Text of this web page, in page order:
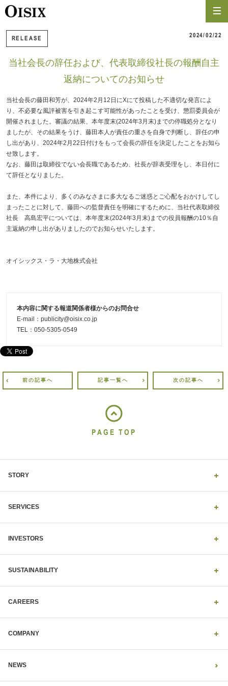
RELEASE 2024/02/22
当社会長の辞任および、代表取締役社長の報酬自主
返納についてのお知らせ
当社会長の藤田和芳が、2024年2月12日にXにて投稿した不適切な発言によ
り、不必要な風評被害を引き起こす可能性があったことを受け、懲罰委員会が
開催されました。審議の結果、本年度末(2024年3月末)までの停職処分となり
ましたが、その結果をうけ、藤田本人が責任の重さを自身で判断し、辞任の申
し出があり、2024年2月22日付けをもって会長の辞任を決定したことをお知ら
せ致します。
なお、藤田は取締役でない会長職であるため、社長が辞表受理をし、本日付に
て辞任となりました。
また、本件により、多くのみなさまに多大なるご迷惑とご心配をおかけしてし
まったことに対して、藤田への監督責任を明確にするために、当社代表取締役
社長 高島宏平については、本年度末(2024年3月末)までの役員報酬の10％自
主返納の申し出がありましたのでお知らせいたします。
オイシックス・ラ・大地株式会社
本内容に関する報道関係者様からのお問合せ
E-mail：publicity@oisix.co.jp
TEL：050-5305-0549
前の記事へ 記事一覧へ 次の記事へ
PAGE TOP
STORY
SERVICES
INVESTORS
SUSTAINABILITY
CAREERS
COMPANY
NEWS